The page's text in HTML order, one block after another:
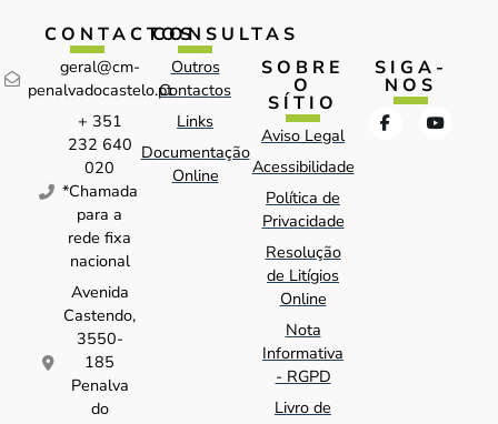
CONTACTOS
geral@cm-
penalvadocastelo.pt
+ 351
232 640
020
*Chamada
para a
rede fixa
nacional
Avenida
Castendo,
3550-
185
Penalva
do
CONSULTAS
Outros
Contactos
Links
Documentação
Online
SOBRE
O
SÍTIO
Aviso Legal
Acessibilidade
Política de
Privacidade
Resolução
de Litígios
Online
Nota
Informativa
- RGPD
Livro de
SIGA-
NOS